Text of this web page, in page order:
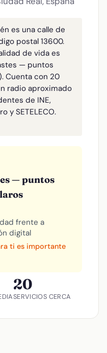
es una calle de
postal 13600.
de vida es
— puntos
Cuenta con 20
radio aproximado
de INE,
y SETELECO.
— puntos
frente a
digital
ti es importante
20
SERVICIOS CERCA